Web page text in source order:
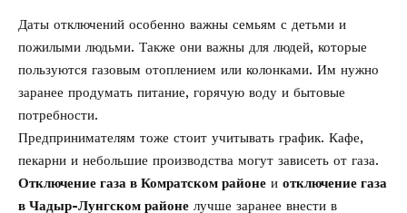
Даты отключений особенно важны семьям с детьми и
пожилыми людьми. Также они важны для людей, которые
пользуются газовым отоплением или колонками. Им нужно
заранее продумать питание, горячую воду и бытовые
потребности.
Предпринимателям тоже стоит учитывать график. Кафе,
пекарни и небольшие производства могут зависеть от газа.
Отключение газа в Комратском районе и отключение газа
в Чадыр-Лунгском районе лучше заранее внести в